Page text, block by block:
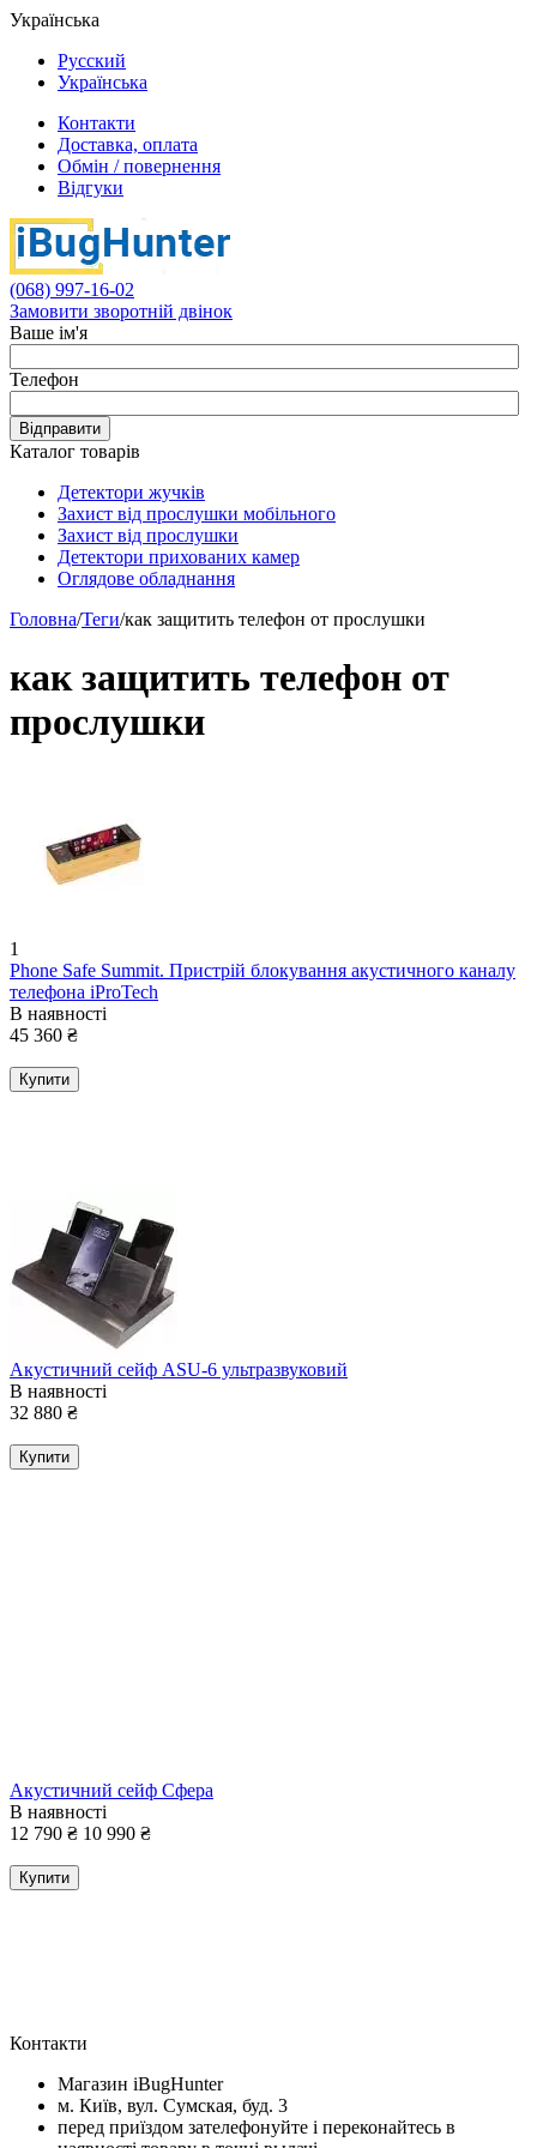
Українська
Русский
Українська
Контакти
Доставка, оплата
Обмін / повернення
Відгуки
(068) 997-16-02
Замовити зворотній двінок
Ваше ім'я
Телефон
Відправити
Каталог товарів
Детектори жучків
Захист від прослушки мобільного
Захист від прослушки
Детектори прихованих камер
Оглядове обладнання
Головна/Теги/как защитить телефон от прослушки
как защитить телефон от
прослушки
1
Phone Safe Summit. Пристрій блокування акустичного каналу
телефона iProTech
В наявності
45 360 ₴
Купити
Акустичний сейф ASU-6 ультразвуковий
В наявності
32 880 ₴
Купити
Акустичний сейф Сфера
В наявності
12 790 ₴ 10 990 ₴
Купити
Контакти
Магазин iBugHunter
м. Київ, вул. Сумская, буд. 3
перед приїздом зателефонуйте і переконайтесь в